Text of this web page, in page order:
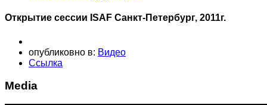
Открытие сессии ISAF Санкт-Петербург, 2011г.
опубликовно в: Видео
Ссылка
Media